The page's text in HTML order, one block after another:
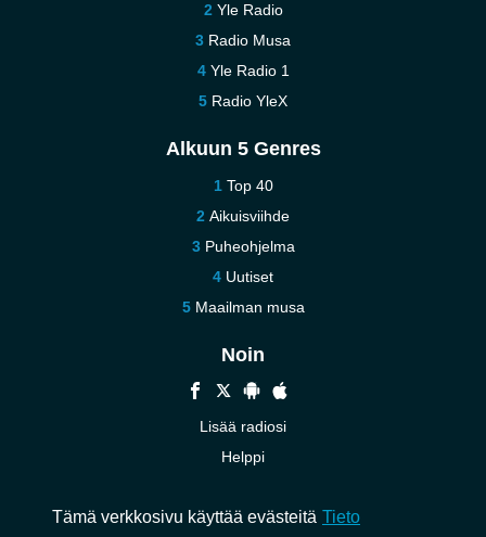
Yle Radio
Radio Musa
Yle Radio 1
Radio YleX
Alkuun 5 Genres
Top 40
Aikuisviihde
Puheohjelma
Uutiset
Maailman musa
Noin
Lisää radiosi
Helppi
Tämä verkkosivu käyttää evästeitä Tieto